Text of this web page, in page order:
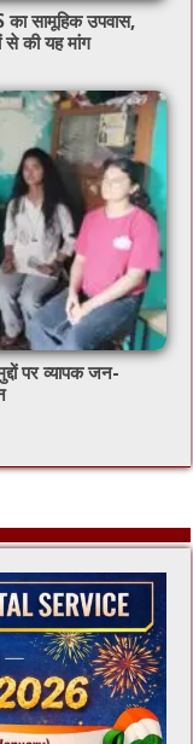
सामूहिक उपवास,
से की यह मांग
पर व्यापक जन-